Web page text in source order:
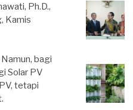
Ph.D.,
Kamis
bagi
Solar PV
tetapi